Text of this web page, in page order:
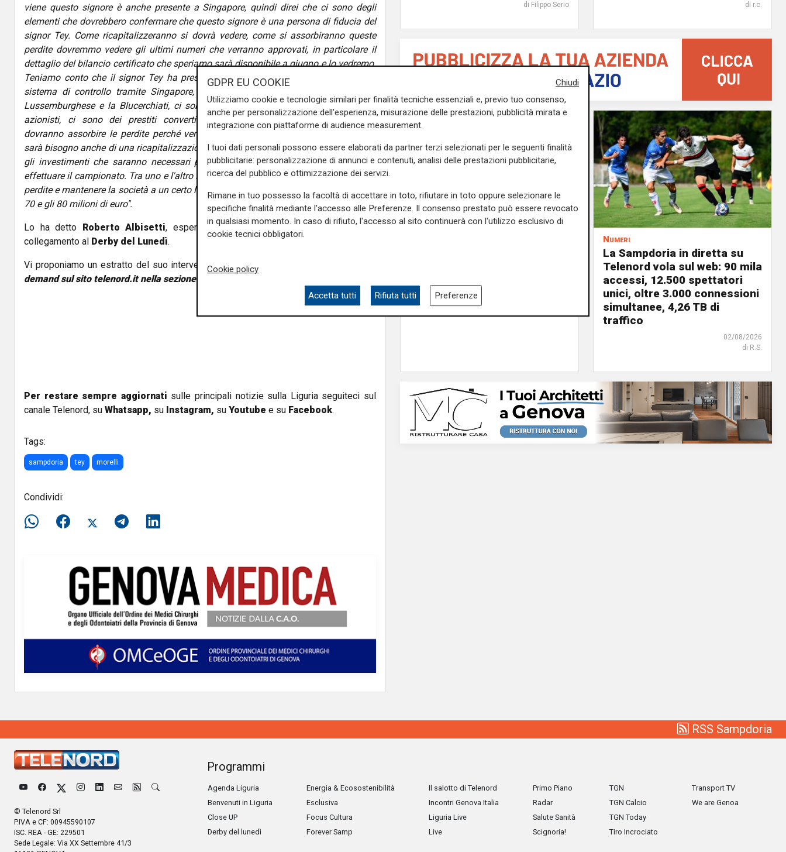
viene questo signore è anche presente a Singapore, quindi direi che ci sono degli
elementi che dovrebbero confermare che questo signore è una persona di fiducia del
signor Tey. Come ricapitalizzeranno si dovrà vedere, come si assorbiranno queste
perdite dovremmo vedere gli ultimi numeri che verranno approvati, in particolare il
dettaglio del bilancio certificato che speriamo sarà disponibile a giugno e lo vedremo.
Teniamo conto che il signor Tey ha prestato parecchi fondi alla
sistema di controllo tramite Singapore, Lussemburgo e poi la filiale in Italia, la
Lussemburghese e la Blucerchiati, ci sono nei diversi passaggi molti prestiti degli
azionisti, ci sono dei prestiti convertibili, quindi probabilmente questi prestiti
dovranno assorbire le perdite perché verranno trasformati in capitale azionario. Ci
sarà bisogno anche di una ricapitalizzazione per coprire i costi operativi della società,
gli investimenti che saranno necessari per rafforzarla e consolidarla e anche per
effettuare il campionato. Tra uno e l'altro io credo che ricapitalizzazione per coprire le
perdite e mantenere la società a un certo livello probabilmente saranno necessari tra i
70 e gli 80 milioni di euro".
Lo ha detto Roberto Albisetti, esperto di finanza e docente di economia, in
collegamento al Derby del Lunedì.
Vi proponiamo un estratto del suo intervento, l'intera trasmissione è disponibile on
demand sul sito telenord.it nella sezione appositamente dedicata al programma.
Per restare sempre aggiornati sulle principali notizie sulla Liguria seguiteci sul
canale Telenord, su Whatsapp, su Instagram, su Youtube e su Facebook.
Tags:
sampdoria tey morelli
Condividi:
di Filippo Serio
di r.c.
Numeri
La Sampdoria in diretta su
Telenord vola sul web: 90 mila
accessi, 12.500 spettatori
unici, oltre 3.000 connessioni
simultanee, 4,26 TB di
traffico
02/08/2026
di R.S.
RSS Sampdoria
© Telenord Srl
P.IVA e CF: 00945590107
ISC. REA - GE: 229501
Sede Legale: Via XX Settembre 41/3
Programmi
Agenda Liguria
Benvenuti in Liguria
Close UP
Derby del lunedì
Energia & Ecosostenibilità
Esclusiva
Focus Cultura
Forever Samp
Il salotto di Telenord
Incontri Genova Italia
Liguria Live
Live
Primo Piano
Radar
Salute Sanità
Scignoria!
TGN
TGN Calcio
TGN Today
Tiro Incrociato
Transport TV
We are Genoa
Chiudi
GDPR EU COOKIE
Utilizziamo cookie e tecnologie similari per finalità tecniche essenziali e, previo tuo consenso,
anche per personalizzazione dell'esperienza, misurazione delle prestazioni, pubblicità mirata e
integrazione con piattaforme di audience measurement.
I tuoi dati personali possono essere elaborati da partner terzi selezionati per le seguenti finalità
pubblicitarie: personalizzazione di annunci e contenuti, analisi delle prestazioni pubblicitarie,
ricerca del pubblico e ottimizzazione dei servizi.
Rimane in tuo possesso la facoltà di accettare in toto, rifiutare in toto oppure selezionare le
specifiche finalità mediante l'accesso alle Preferenze. Il consenso prestato può essere revocato
in qualsiasi momento. In caso di rifiuto, l'accesso al sito continuerà con l'utilizzo esclusivo di
cookie tecnici obbligatori.
Cookie policy
Accetta tutti Rifiuta tutti Preferenze